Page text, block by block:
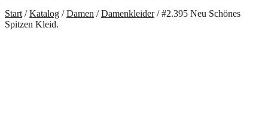
Start /Katalog /Damen /Damenkleider/#2.395 Neu Schönes
Spitzen Kleid.